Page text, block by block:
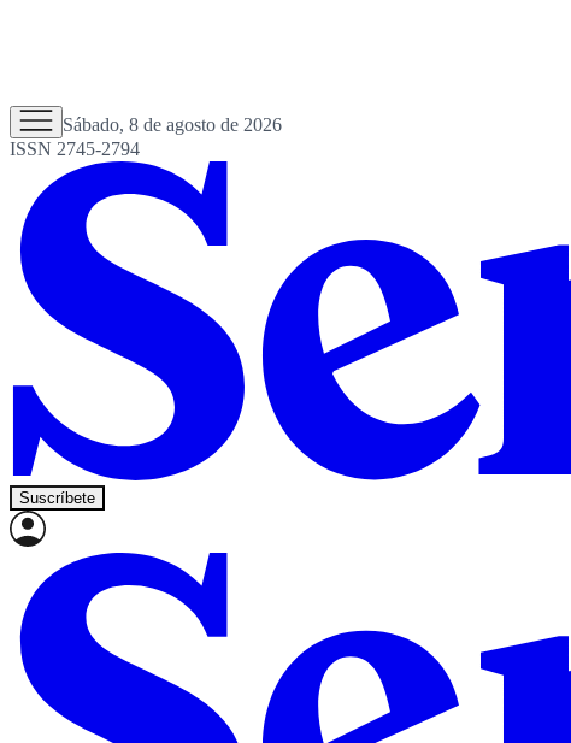
Sábado, 8 de agosto de 2026
ISSN 2745-2794
Suscríbete